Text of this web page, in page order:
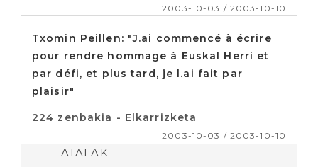
2003-10-03 / 2003-10-10
Txomin Peillen: "J.ai commencé à écrire
pour rendre hommage à Euskal Herri et
par défi, et plus tard, je l.ai fait par
plaisir"
224 zenbakia - Elkarrizketa
2003-10-03 / 2003-10-10
ATALAK